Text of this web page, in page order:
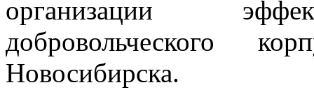
организации
добровольческого
Новосибирска.